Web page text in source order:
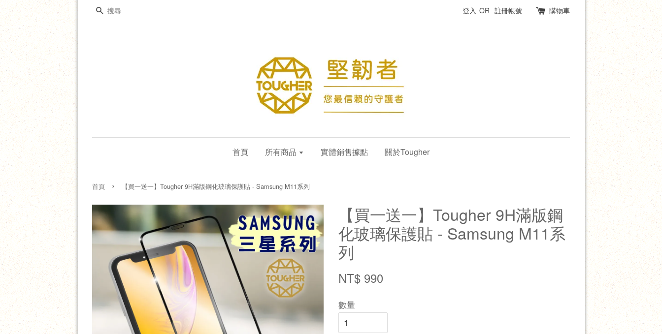
搜尋 登入 OR 註冊帳號 購物車
首頁 所有商品 實體銷售據點 關於Tougher
首頁 › 【買一送一】Tougher 9H滿版鋼化玻璃保護貼 - Samsung M11系列
【買一送一】Tougher 9H滿版鋼
化玻璃保護貼 - Samsung M11系
列
NT$ 990
數量